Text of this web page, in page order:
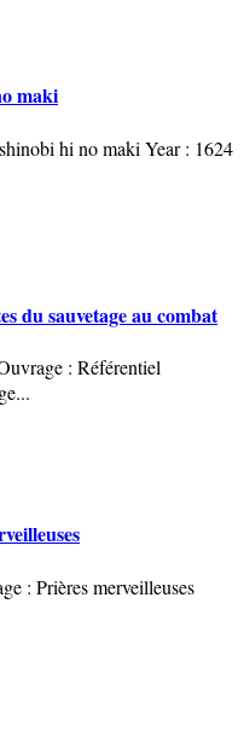
maki
hi no maki Year : 1624
du sauvetage au combat
: Référentiel
...
: Prières merveilleuses